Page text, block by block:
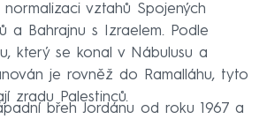
vztahů Spojených
a Bahrajnu s Izraelem. Podle
který se konal v Nábulusu a
je rovněž do Ramalláhu, tyto
zradu Palestinců.
břeh Jordánu od roku 1967 a